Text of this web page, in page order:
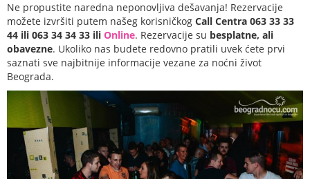
Ne propustite naredna neponovljiva dešavanja! Rezervacije
možete izvršiti putem našeg korisničkog Call Centra 063 33 33
44 ili 063 34 34 33 ili Online. Rezervacije su besplatne, ali
obavezne. Ukoliko nas budete redovno pratili uvek ćete prvi
saznati sve najbitnije informacije vezane za noćni život
Beograda.